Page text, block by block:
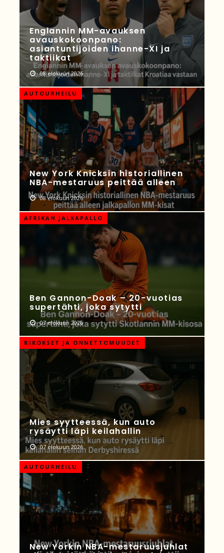
Englannin MM-avauksen
avauskokoonpano:
asiantuntijoiden ihanne-XI ja
taktiikat
08 elokuun 2026
AUTOURHEILU
New York Knicksin historiallinen
NBA-mestaruus peittää alleen
08 elokuun 2026
AFRIKAN JALKAPALLO
Ben Gannon-Doak – 20-vuotias
supertähti, joka sytytti
07 elokuun 2026
RIKOKSET JA ONNETTOMUUDET
Mies syytteessä, kun auto
rysäytti läpi keilahallin
07 elokuun 2026
AUTOURHEILU
New Yorkin NBA-mestaruusjuhlat